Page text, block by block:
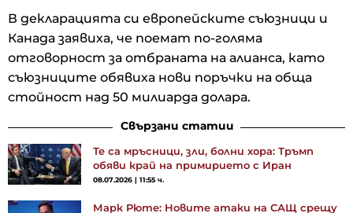
В декларацията си европейските съюзници и
Канада заявиха, че поемат по-голяма
отговорност за отбраната на алианса, като
съюзниците обявиха нови поръчки на обща
стойност над 50 милиарда долара.
Свързани статии
Те са мръсници, зли, болни хора: Тръмп
обяви край на примирието с Иран
08.07.2026 | 11:55 ч.
Марк Рюте: Новите атаки на САЩ срещу